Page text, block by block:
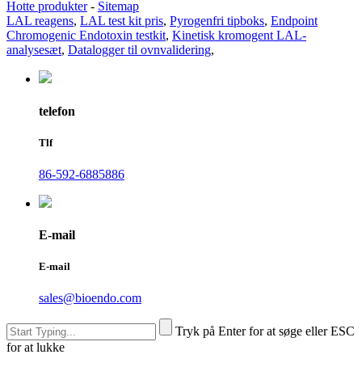
Hotte produkter- Sitemap
LAL reagens, LAL test kit pris, Pyrogenfri tipboks, Endpoint
Chromogenic Endotoxin testkit, Kinetisk kromogent LAL-
analysesæt, Datalogger til ovnvalidering,
telefon
Tlf
86-592-6885886
E-mail
E-mail
sales@bioendo.com
Tryk på Enter for at søge eller ESC
for at lukke